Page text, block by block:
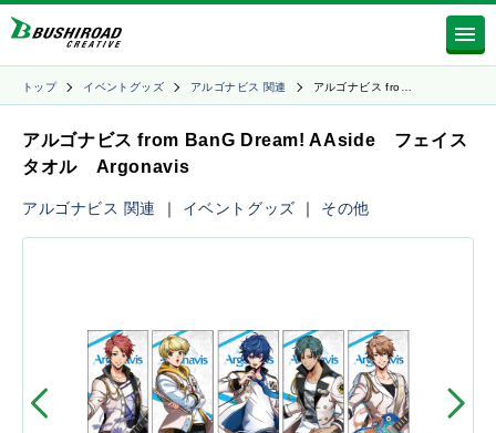
トップ イベントグッズ アルゴナビス 関連 アルゴナビス fro…
アルゴナビス from BanG Dream! AAside フェイス
タオル Argonavis
アルゴナビス 関連 ｜ イベントグッズ ｜ その他